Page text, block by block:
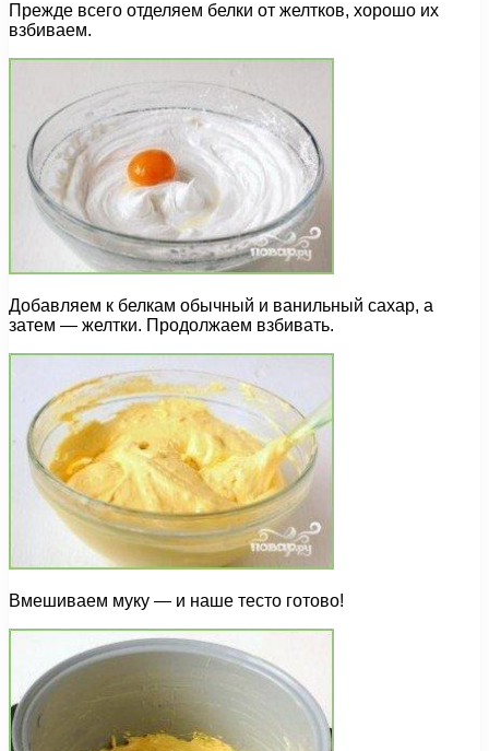
Прежде всего отделяем белки от желтков, хорошо их
взбиваем.
Добавляем к белкам обычный и ванильный сахар, а
затем — желтки. Продолжаем взбивать.
Вмешиваем муку — и наше тесто готово!